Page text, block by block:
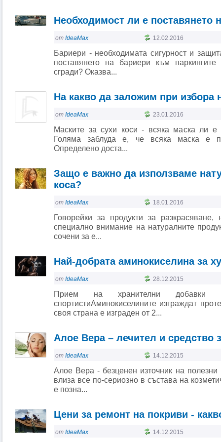
Необходимост ли е поставянето
от IdeaMax 12.02.2016
Бариери - необходимата сигурност и
поставянето на бариери към
сгради? Оказва...
На какво да заложим при избора
от IdeaMax 23.01.2016
Маските за сухи коси - всяка маска ли е
Голяма заблуда е, че всяка маска е
Определено доста...
Защо е важно да използваме
коса?
от IdeaMax 18.01.2016
Говорейки за продукти за
специално внимание на натуралните
сочени за е...
Най-добрата аминокиселина за
от IdeaMax 28.12.2015
Прием на хранителни добавки
спортистиАминокиселините изграждат
своя страна е изграден от 2...
Алое Вера – лечител и средство
от IdeaMax 14.12.2015
Алое Вера - безценен източник на
влиза все по-сериозно в състава на
е позна...
Цени за ремонт на покриви -
от IdeaMax 14.12.2015